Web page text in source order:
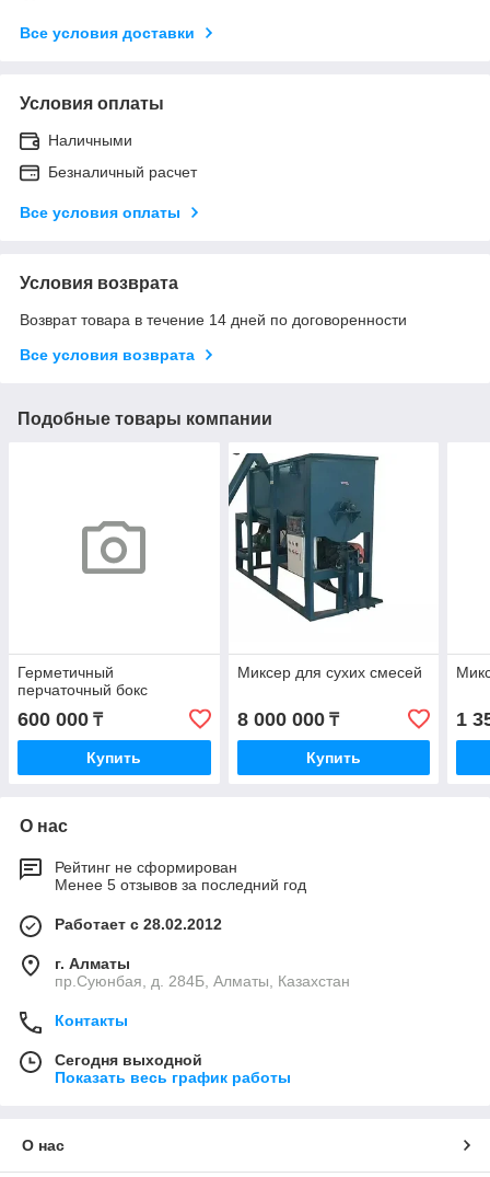
Все условия доставки
Условия оплаты
Наличными
Безналичный расчет
Все условия оплаты
Условия возврата
Возврат товара в течение 14 дней по договоренности
Все условия возврата
Подобные товары компании
Герметичный
перчаточный бокс
600 000 ₸
Купить
Миксер для сухих смесей
8 000 000₸
Купить
1
О нас
Рейтинг не сформирован
Менее 5 отзывов за последний год
Работает с 28.02.2012
г. Алматы
пр.Суюнбая, д. 284Б, Алматы, Казахстан
Контакты
Сегодня выходной
Показать весь график работы
О нас